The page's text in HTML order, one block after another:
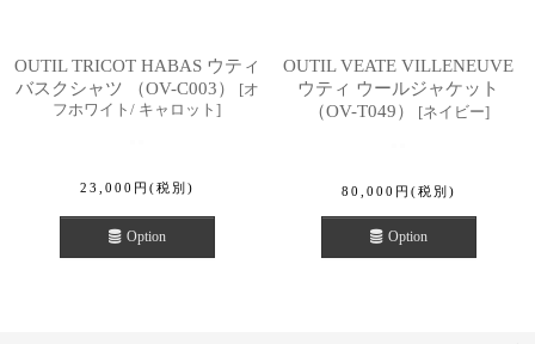
OUTIL TRICOT HABAS ウティ
バスクシャツ （OV-C003）
[オ
フホワイト/ キャロット ]
23,000 円 (税別)
Option
OUTIL VEATE VILLENEUVE
ウティ ウールジャケット
（OV-T049）
[ネイビー]
80,000 円 (税別)
Option